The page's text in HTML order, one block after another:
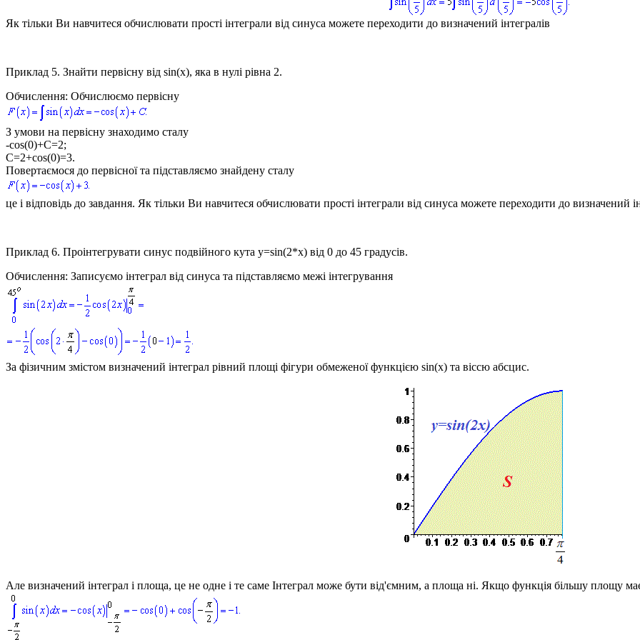
Як тільки Ви навчитеся обчислювати прості інтеграли від синуса можете переходити до визначений інтегралів
Приклад 5. Знайти первісну від sin(x), яка в нулі рівна 2.
Обчислення: Обчислюємо первісну
З умови на первісну знаходимо сталу
-cos(0)+C=2;
C=2+cos(0)=3.
Повертаємося до первісної та підставляємо знайдену сталу
це і відповідь до завдання. Як тільки Ви навчитеся обчислювати прості інтеграли від синуса можете переходити до визначений
Приклад 6. Проінтегрувати синус подвійного кута y=sin(2*x) від 0 до 45 градусів.
Обчислення: Записуємо інтеграл від синуса та підставляємо межі інтегрування
За фізичним змістом визначений інтеграл рівний площі фігури обмеженої функцією sin(x) та віссю абсцис.
Але визначений інтеграл і площа, це не одне і те саме Інтеграл може бути від'ємним, а площа ні. Якщо функція більшу площу